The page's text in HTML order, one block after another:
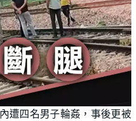
遭四名男子輪姦，事後更被